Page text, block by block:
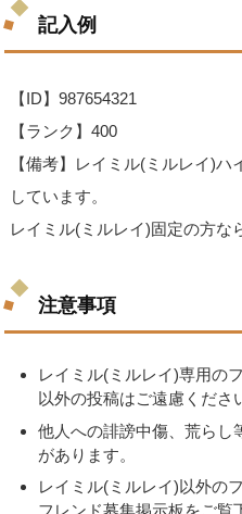
記入例
【ID】987654321
【ランク】400
【備考】レイミル(ミルレイ)
しています。
レイミル(ミルレイ)固定の方な
注意事項
レイミル(ミルレイ)専用の
以外の投稿はご遠慮くださ
他人への誹謗中傷、荒らし
があります。
レイミル(ミルレイ)以外の